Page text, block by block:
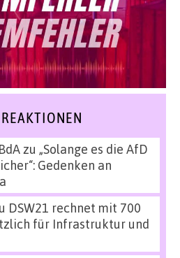
zu „Solange es die AfD
Gedenken an
DSW21 rechnet mit 700
für Infrastruktur und